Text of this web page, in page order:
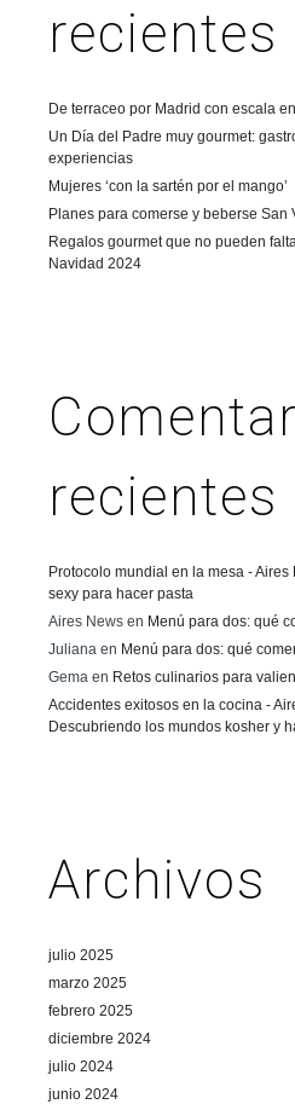
recientes
De terraceo por Madrid con escala
Un Día del Padre muy gourmet:
experiencias
Mujeres ‘con la sartén por el mango’
Planes para comerse y beberse San
Regalos gourmet que no pueden
Navidad 2024
recientes
Protocolo mundial en la mesa -
sexy para hacer pasta
Aires News en Menú para dos: qué
Juliana en Menú para dos: qué
Gema en Retos culinarios para
Accidentes exitosos en la cocina -
Descubriendo los mundos kosher y
Archivos
julio 2025
marzo 2025
febrero 2025
diciembre 2024
julio 2024
junio 2024